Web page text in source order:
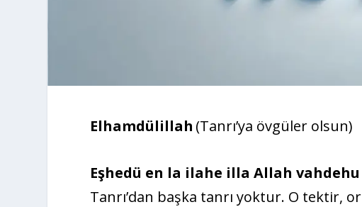
Elhamdülillah (Tanrı’ya övgüler olsun)
Eşhedü en la ilahe illa Allah
Tanrı’dan başka tanrı yoktur. O tektir,